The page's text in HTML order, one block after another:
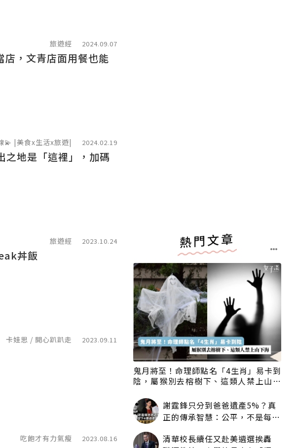
旅遊經 2024.09.07
店，文青店面用餐也能
💫 |美食x生活x旅遊| 2024.02.19
之地是「這裡」，加碼
旅遊經 2023.10.24
丼飯
卡娃思 / 開心趴趴走 2023.09.11
吃飽才有力氣瘦 2023.08.16
熱門文章
鬼月將至！命理師點名「4生肖」易卡到
陰，屬猴別去榕樹下、這類人禁上山下
謝霆鋒只分到爸爸遺產5%？真
正的傳承智慧：公平，不是每個
清華校長續任又赴美遴選挨轟